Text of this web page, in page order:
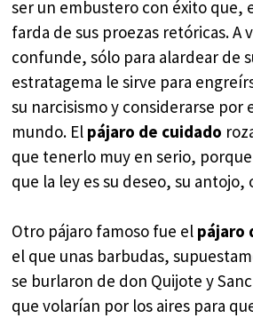
ser un embustero con éxito que,
farda de sus proezas retóricas. A
confunde, sólo para alardear de
estratagema le sirve para
su narcisismo y considerarse por
mundo. El pájaro de cuidado
que tenerlo muy en serio,
que la ley es su deseo, su antojo,
Otro pájaro famoso fue el pájaro
el que unas barbudas,
se burlaron de don Quijote y
que volarían por los aires para